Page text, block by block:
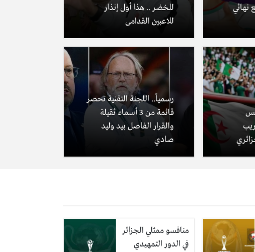
نهائي
للخضر .. هذا أول إنذار
للاعبين القدامى
رسمياً.. اللجنة التقنية تحصر
قائمة من 3 أسماء ثقيلة
والقرار الفاصل بيد وليد
صادي
منافسو ممثلي الجزائر
في الدور التمهيدي